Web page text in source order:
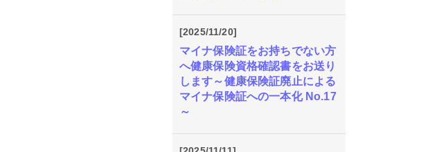
[2025/11/20]
マイナ保険証をお持ちでない方
へ健康保険資格確認書をお送り
します～健康保険証廃止による
マイナ保険証への一本化 No.17
～